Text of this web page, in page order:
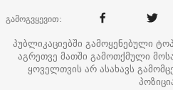
გამოგვყევით:
პუბლიკაციებში გამოყენებული
აგრეთვე მათში გამოთქმული
ყოველთვის არ ასახავს